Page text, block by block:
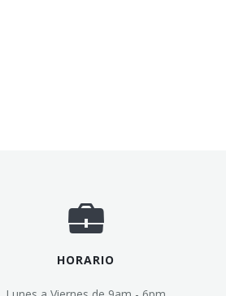
HORARIO